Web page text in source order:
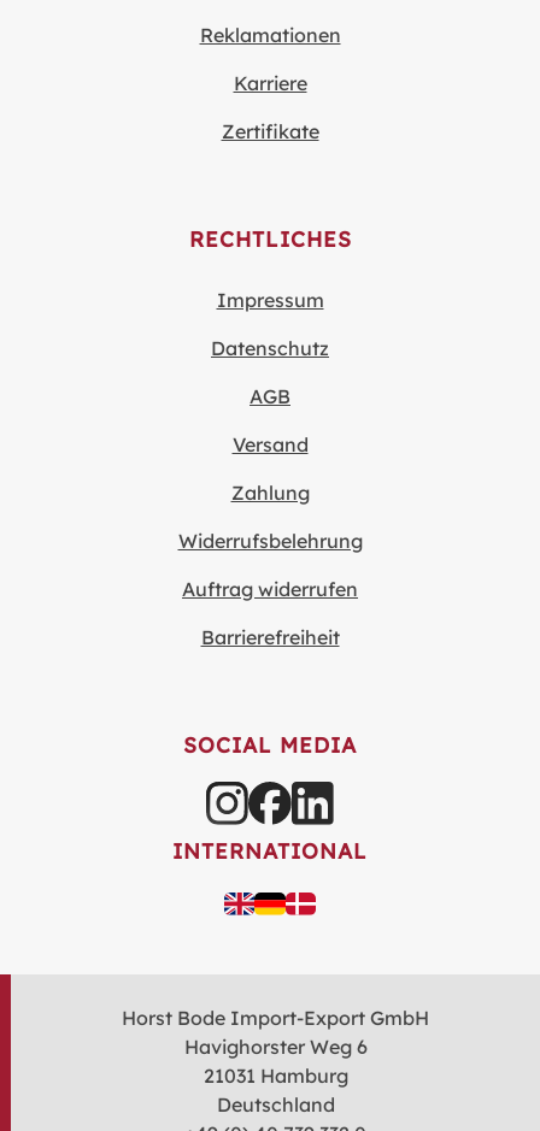
Reklamationen
Karriere
Zertifikate
RECHTLICHES
Impressum
Datenschutz
AGB
Versand
Zahlung
Widerrufsbelehrung
Auftrag widerrufen
Barrierefreiheit
SOCIAL MEDIA
INTERNATIONAL
Horst Bode Import-Export GmbH
Havighorster Weg 6
21031 Hamburg
Deutschland